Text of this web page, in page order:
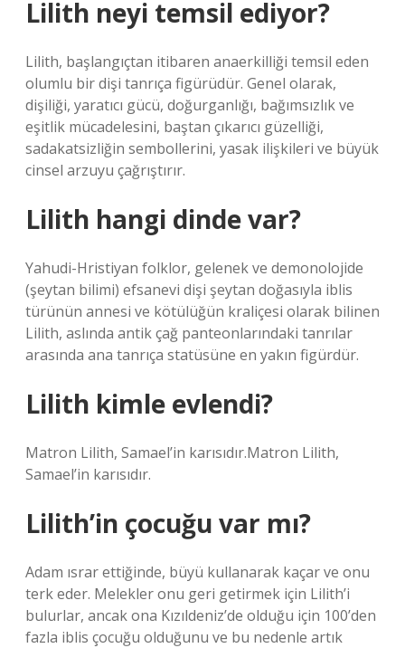
Lilith neyi temsil ediyor?
Lilith, başlangıçtan itibaren anaerkilliği temsil eden
olumlu bir dişi tanrıça figürüdür. Genel olarak,
dişiliği, yaratıcı gücü, doğurganlığı, bağımsızlık ve
eşitlik mücadelesini, baştan çıkarıcı güzelliği,
sadakatsizliğin sembollerini, yasak ilişkileri ve büyük
cinsel arzuyu çağrıştırır.
Lilith hangi dinde var?
Yahudi-Hristiyan folklor, gelenek ve demonolojide
(şeytan bilimi) efsanevi dişi şeytan doğasıyla iblis
türünün annesi ve kötülüğün kraliçesi olarak bilinen
Lilith, aslında antik çağ panteonlarındaki tanrılar
arasında ana tanrıça statüsüne en yakın figürdür.
Lilith kimle evlendi?
Matron Lilith, Samael’in karısıdır.Matron Lilith,
Samael’in karısıdır.
Lilith’in çocuğu var mı?
Adam ısrar ettiğinde, büyü kullanarak kaçar ve onu
terk eder. Melekler onu geri getirmek için Lilith’i
bulurlar, ancak ona Kızıldeniz’de olduğu için 100’den
fazla iblis çocuğu olduğunu ve bu nedenle artık